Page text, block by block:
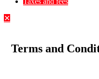
✕
Terms and